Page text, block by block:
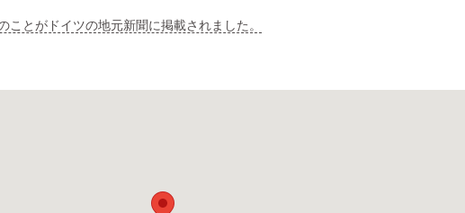
ことがドイツの地元新聞に掲載されました。